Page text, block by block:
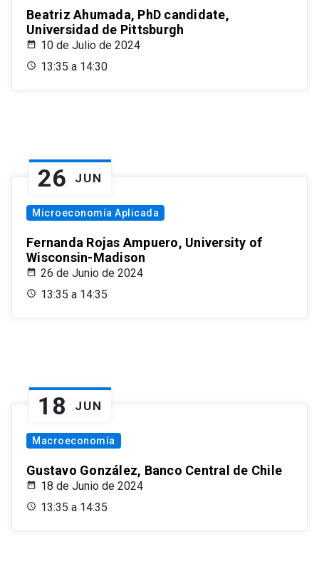
Beatriz Ahumada, PhD candidate,
Universidad de Pittsburgh
10 de Julio de 2024
13:35 a 14:30
26 JUN
Microeconomía Aplicada
Fernanda Rojas Ampuero, University of
Wisconsin-Madison
26 de Junio de 2024
13:35 a 14:35
18 JUN
Macroeconomía
Gustavo González, Banco Central de Chile
18 de Junio de 2024
13:35 a 14:35